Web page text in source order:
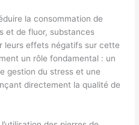
la consommation de
et de fluor, substances
leurs effets négatifs sur cette
un rôle fondamental : un
gestion du stress et une
directement la qualité de